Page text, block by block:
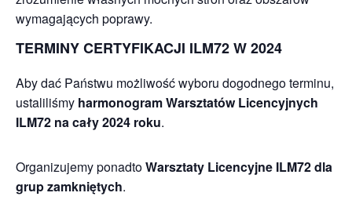
wymagających poprawy.
TERMINY CERTYFIKACJI ILM72 W 2024
Aby dać Państwu możliwość wyboru dogodnego terminu,
ustaliliśmy harmonogram Warsztatów Licencyjnych
ILM72 na cały 2024 roku.
Organizujemy ponadtoWarsztaty Licencyjne ILM72 dla
grup zamkniętych.